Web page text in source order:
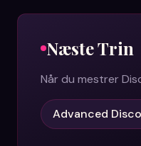
Næste Trin
Når du mestrer
Advanced